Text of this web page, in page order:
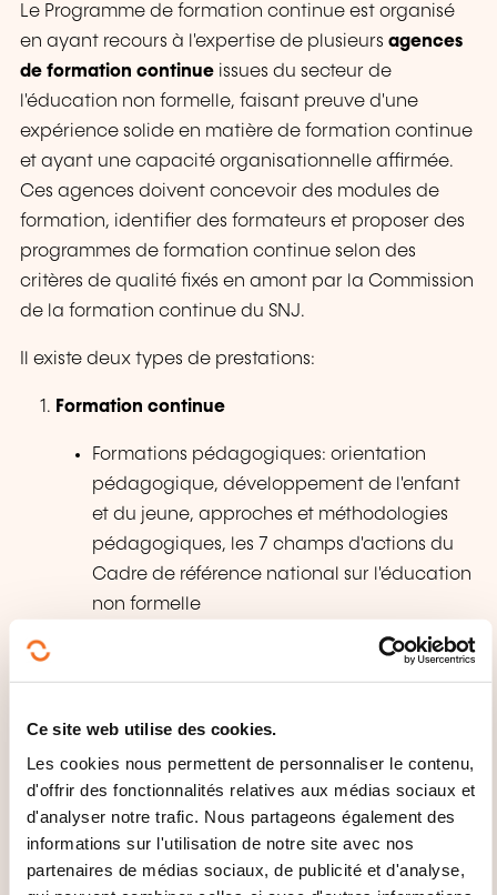
Ce site web utilise des cookies.
Les cookies nous permettent de personnaliser le contenu,
d'offrir des fonctionnalités relatives aux médias sociaux et
d'analyser notre trafic. Nous partageons également des
informations sur l'utilisation de notre site avec nos
partenaires de médias sociaux, de publicité et d'analyse,
Le Programme de formation continue est organisé
en ayant recours à l'expertise de plusieurs agences
de formation continue issues du secteur de
l'éducation non formelle, faisant preuve d'une
expérience solide en matière de formation continue
et ayant une capacité organisationnelle affirmée.
Ces agences doivent concevoir des modules de
formation, identifier des formateurs et proposer des
programmes de formation continue selon des
critères de qualité fixés en amont par la Commission
de la formation continue du SNJ.
Il existe deux types de prestations:
Formation continue
Formations pédagogiques: orientation
pédagogique, développement de l'enfant
et du jeune, approches et méthodologies
pédagogiques, les 7 champs d'actions du
Cadre de référence national sur l'éducation
non formelle
management et cadre réglementaire,
Supervision collective d'équipe
Coaching individuel de dirigeant